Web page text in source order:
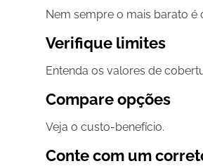
Nem sempre o mais barato é
Verifique limites
Entenda os valores de
Compare opções
Veja o custo-benefício.
Conte com um